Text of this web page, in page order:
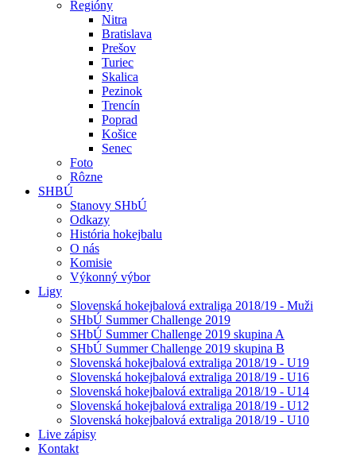
Regióny
Nitra
Bratislava
Prešov
Turiec
Skalica
Pezinok
Trencín
Poprad
Košice
Senec
Foto
Rôzne
SHBÚ
Stanovy SHbÚ
Odkazy
História hokejbalu
O nás
Komisie
Výkonný výbor
Ligy
Slovenská hokejbalová extraliga 2018/19 - Muži
SHbÚ Summer Challenge 2019
SHbÚ Summer Challenge 2019 skupina A
SHbÚ Summer Challenge 2019 skupina B
Slovenská hokejbalová extraliga 2018/19 - U19
Slovenská hokejbalová extraliga 2018/19 - U16
Slovenská hokejbalová extraliga 2018/19 - U14
Slovenská hokejbalová extraliga 2018/19 - U12
Slovenská hokejbalová extraliga 2018/19 - U10
Live zápisy
Kontakt